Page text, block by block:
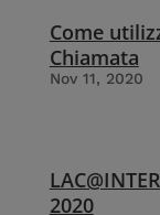
Come
‌Chiamata
Nov 11, 2020
2020